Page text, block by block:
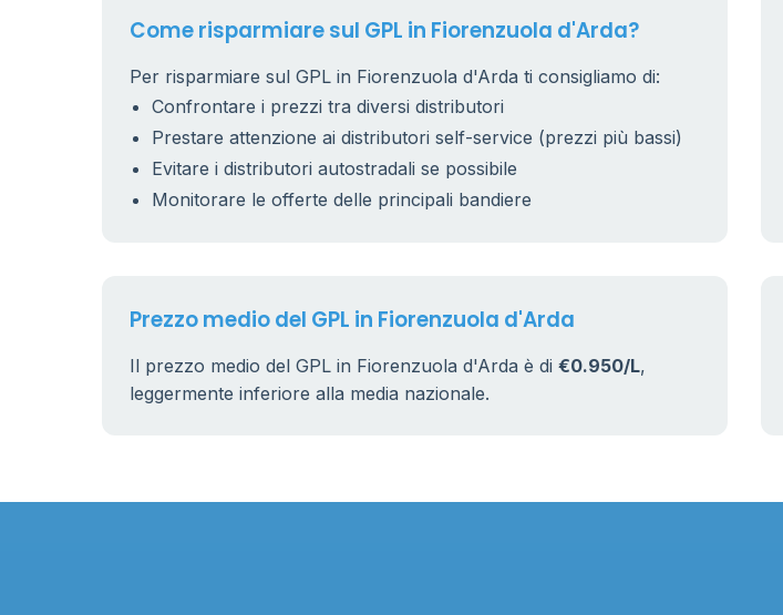
11
0.899 €
Come risparmiare sul GPL in Fiorenzuola d'Arda?
Per risparmiare sul GPL in Fiorenzuola d'Arda ti consigliamo di:
Confrontare i prezzi tra diversi distributori
Prestare attenzione ai distributori self-service (prezzi più bassi)
Evitare i distributori autostradali se possibile
Monitorare le offerte delle principali bandiere
Prezzo medio del GPL in Fiorenzuola d'Arda
Il prezzo medio del GPL in Fiorenzuola d'Arda è di €0.950/L,
leggermente inferiore alla media nazionale.